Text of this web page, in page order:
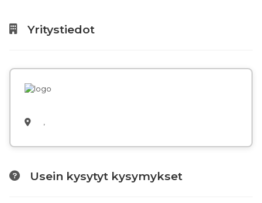
Yritystiedot
,
Usein kysytyt kysymykset